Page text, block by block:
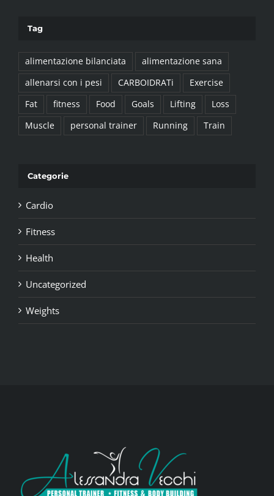
Tag
alimentazione bilanciata
alimentazione sana
allenarsi con i pesi
CARBOIDRATi
Exercise
Fat
fitness Food Goals Lifting
Loss
Muscle
personal trainer Running Train
Categorie
Cardio
Fitness
Health
Uncategorized
Weights